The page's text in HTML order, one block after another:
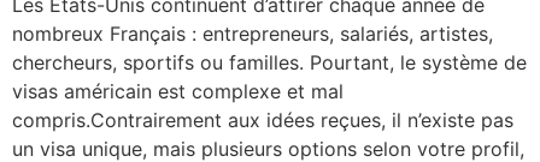
Les États-Unis continuent d’attirer chaque année de
nombreux Français : entrepreneurs, salariés, artistes,
chercheurs, sportifs ou familles. Pourtant, le système de
visas américain est complexe et mal
compris.Contrairement aux idées reçues, il n’existe pas
un visa unique, mais plusieurs options selon votre profil,